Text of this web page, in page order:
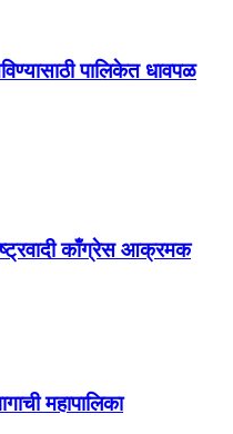
पालिकेत धावपळ
काँग्रेस आक्रमक
महापालिका